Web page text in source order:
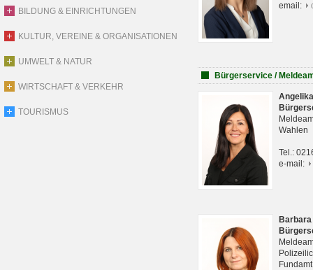
BILDUNG & EINRICHTUNGEN
KULTUR, VEREINE & ORGANISATIONEN
UMWELT & NATUR
WIRTSCHAFT & VERKEHR
TOURISMUS
email:
Bürgerservice /
Wahlen
Tel.:
e-mail: